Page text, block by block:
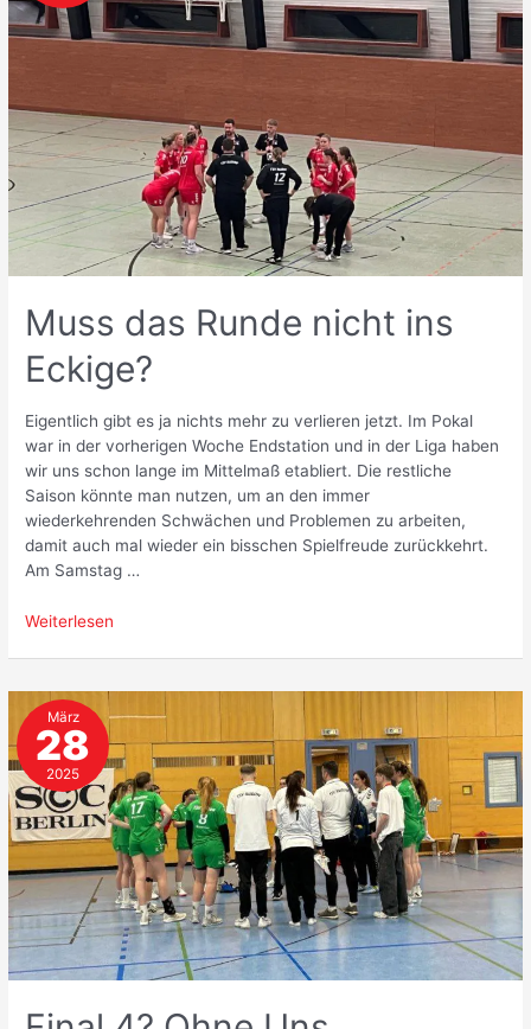
Muss das Runde nicht ins
Eckige?
Eigentlich gibt es ja nichts mehr zu verlieren jetzt. Im Pokal
war in der vorherigen Woche Endstation und in der Liga haben
wir uns schon lange im Mittelmaß etabliert. Die restliche
Saison könnte man nutzen, um an den immer
wiederkehrenden Schwächen und Problemen zu arbeiten,
damit auch mal wieder ein bisschen Spielfreude zurückkehrt.
Am Samstag …
Muss
nicht
ins
Eckige?
Weiterlesen
März
28
2025